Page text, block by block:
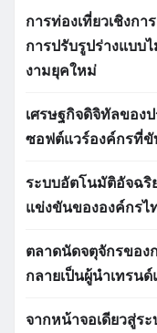
การท่องเที่ยวเชิงก
การปรับรูปร่างแบบ
งามยุคใหม่
เศรษฐกิจดิจิทัลของ
ซอฟต์แวร์องค์กรที่ขั
ระบบอัตโนมัติอัจฉริ
แข่งขันขององค์กรไ
ตลาดนัดจตุจักรของ
กลายเป็นผู้นำเทรน
จากหน้าจอเดียวสู่ร